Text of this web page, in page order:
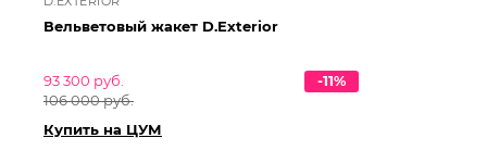
Вельветовый жакет D.Exterior
93 300 руб.
106 000 руб.
-11%
Купить на ЦУМ